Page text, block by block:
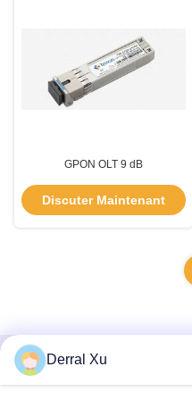
GPON OLT 9 dB
Discuter Maintenant
Contactez rapidement
Derral Xu